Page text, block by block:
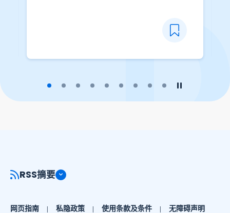
RSS摘要
网页指南 私隐政策 使用条款及条件 无障碍声明